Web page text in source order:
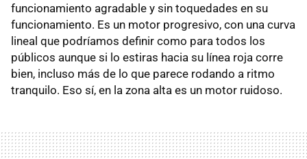
funcionamiento agradable y sin toquedades en su
funcionamiento. Es un motor progresivo, con una curva
lineal que podríamos definir como para todos los
públicos aunque si lo estiras hacia su línea roja corre
bien, incluso más de lo que parece rodando a ritmo
tranquilo. Eso sí, en la zona alta es un motor ruidoso.